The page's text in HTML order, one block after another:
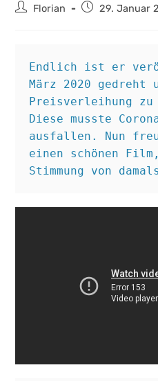
Beitrags-
Florian
Beitrag29. Januar
Endlich ist er
März 2020 gedreht
Preisverleihung
Diese musste
ausfallen. Nun
einen schönen
Stimmung von